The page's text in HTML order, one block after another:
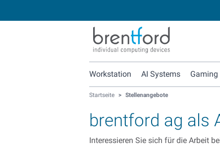
Workstation AI Systems Gaming
Startseite > Stellenangebote
brentford ag als
Interessieren Sie sich für die Arbeit